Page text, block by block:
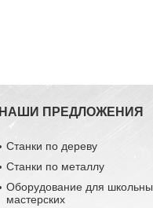
НАШИ ПРЕДЛОЖЕНИЯ
Станки по дереву
Станки по металлу
Оборудование для
мастерских